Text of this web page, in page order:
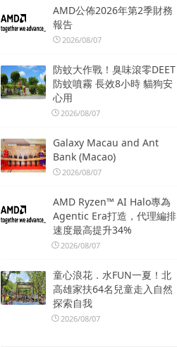
AMD公佈2026年第2季財務
報告
2026/08/07
防蚊大作戰！臭味滾零DEET
防蚊噴霧 長效8小時 貓狗安
心用
2026/08/07
Galaxy Macau and Ant
Bank (Macao)
2026/08/07
AMD Ryzen™ AI Halo專為
Agentic Era打造，代理編排
速度最高提升34%
2026/08/07
童心浪花．水FUN一夏！北
高雄家扶64名兒童走入自然
探索自我
2026/08/07